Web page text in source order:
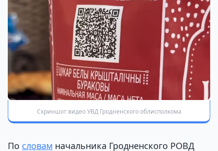
Скриншот видео УВД Гродненского облисполкома
По словам начальника Гродненского РОВД